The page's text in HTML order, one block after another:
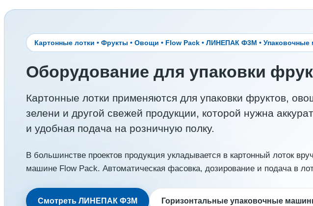
Картонные лотки • Фрукты • Овощи • Flow Pack • ЛИНЕПАК Ф3М •
Оборудование для упаковки
Картонные лотки применяются для упаковки фруктов,
зелени и другой свежей продукции, которой нужна
и удобная подача на розничную полку.
В большинстве проектов продукция укладывается в картонный лоток
машине Flow Pack. Автоматическая фасовка, дозирование и подача в
Смотреть ЛИНЕПАК Ф3М Горизонтальные упаковочные